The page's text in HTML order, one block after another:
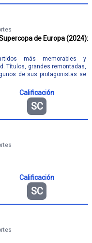
de Europa (2024):
más memorables y
Títulos, grandes remontadas,
de sus protagonistas se
Calificación
SC
Calificación
SC